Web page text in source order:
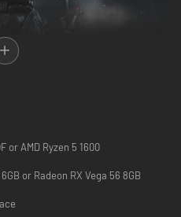
or AMD Ryzen 5 1600
or Radeon RX Vega 56 8GB